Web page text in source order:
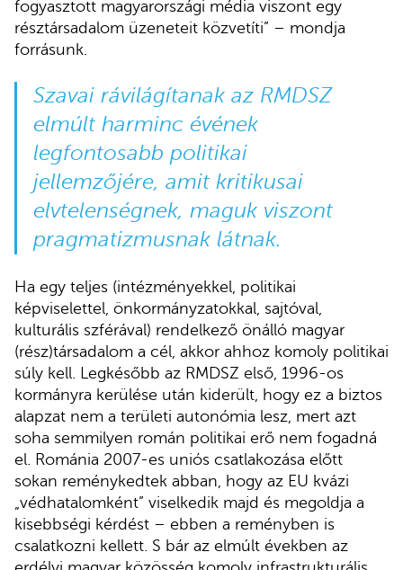
fogyasztott magyarországi média viszont egy
résztársadalom üzeneteit közvetíti” – mondja
forrásunk.
Szavai rávilágítanak az RMDSZ
elmúlt harminc évének
legfontosabb politikai
jellemzőjére, amit kritikusai
elvtelenségnek, maguk viszont
pragmatizmusnak látnak.
Ha egy teljes (intézményekkel, politikai
képviselettel, önkormányzatokkal, sajtóval,
kulturális szférával) rendelkező önálló magyar
(rész)társadalom a cél, akkor ahhoz komoly politikai
súly kell. Legkésőbb az RMDSZ első, 1996-os
kormányra kerülése után kiderült, hogy ez a biztos
alapzat nem a területi autonómia lesz, mert azt
soha semmilyen román politikai erő nem fogadná
el. Románia 2007-es uniós csatlakozása előtt
sokan reménykedtek abban, hogy az EU kvázi
„védhatalomként” viselkedik majd és megoldja a
kisebbségi kérdést – ebben a reményben is
csalatkozni kellett. S bár az elmúlt években az